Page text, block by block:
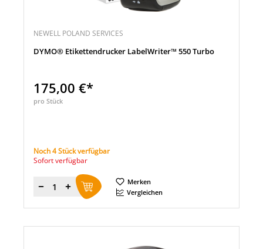
NEWELL POLAND SERVICES
DYMO® Etikettendrucker LabelWriter™ 550 Turbo
175,00 €*
pro Stück
Noch 4 Stück verfügbar
Sofort verfügbar
Menge
Merken
Vergleichen